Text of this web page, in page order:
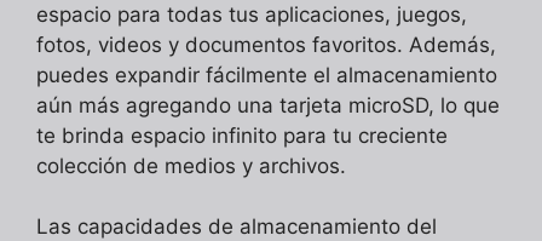
espacio para todas tus aplicaciones, juegos,
fotos, videos y documentos favoritos. Además,
puedes expandir fácilmente el almacenamiento
aún más agregando una tarjeta microSD, lo que
te brinda espacio infinito para tu creciente
colección de medios y archivos.
Las capacidades de almacenamiento del